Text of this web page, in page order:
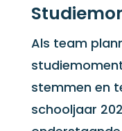
Als team
stemmen en
schooljaar